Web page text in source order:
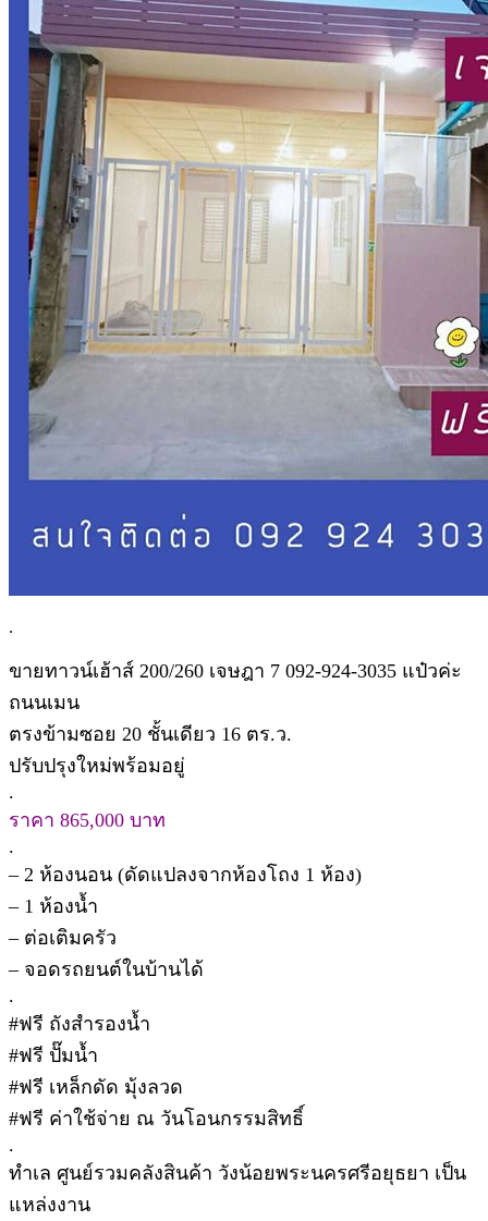
.
ขายทาวน์เฮ้าส์ 200/260 เจษฎา 7 092-924-3035 แป๋วค่ะ
ถนนเมน
ตรงข้ามซอย 20 ชั้นเดียว 16 ตร.ว.
ปรับปรุงใหม่พร้อมอยู่
.
ราคา 865,000 บาท
.
– 2 ห้องนอน (ดัดแปลงจากห้องโถง 1 ห้อง)
– 1 ห้องน้ำ
– ต่อเติมครัว
– จอดรถยนต์ในบ้านได้
.
#ฟรี ถังสำรองน้ำ
#ฟรี ปั๊มน้ำ
#ฟรี เหล็กดัด มุ้งลวด
#ฟรี ค่าใช้จ่าย ณ วันโอนกรรมสิทธิ์
.
ทำเล ศูนย์รวมคลังสินค้า วังน้อยพระนครศรีอยุธยา เป็น
แหล่งงาน